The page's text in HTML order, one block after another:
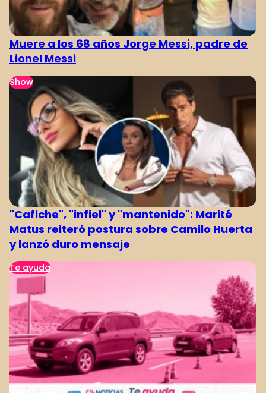
Muere a los 68 años Jorge Messi, padre de
Lionel Messi
Show
"Cafiche", "infiel" y "mantenido": Marité
Matus reiteró postura sobre Camilo Huerta
y lanzó duro mensaje
Te ayuda